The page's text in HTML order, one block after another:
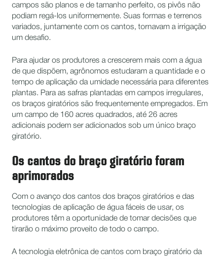
campos são planos e de tamanho perfeito, os pivôs não
podiam regá-los uniformemente. Suas formas e terrenos
variados, juntamente com os cantos, tornavam a irrigação
um desafio.
Para ajudar os produtores a crescerem mais com a água
de que dispõem, agrônomos estudaram a quantidade e o
tempo de aplicação da umidade necessária para diferentes
plantas. Para as safras plantadas em campos irregulares,
os braços giratórios são frequentemente empregados. Em
um campo de 160 acres quadrados, até 26 acres
adicionais podem ser adicionados sob um único braço
giratório.
Os cantos do braço giratório foram
aprimorados
Com o avanço dos cantos dos braços giratórios e das
tecnologias de aplicação de água fáceis de usar, os
produtores têm a oportunidade de tomar decisões que
tirarão o máximo proveito de todo o campo.
A tecnologia eletrônica de cantos com braço giratório da